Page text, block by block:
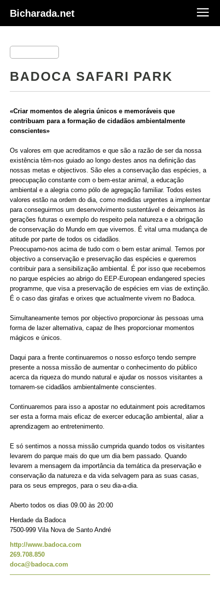
Bicharada.net
BADOCA SAFARI PARK
«Criar momentos de alegria únicos e memoráveis que
contribuam para a formação de cidadãos ambientalmente
conscientes»
Os valores em que acreditamos e que são a razão de ser da nossa
existência têm-nos guiado ao longo destes anos na definição das
nossas metas e objectivos. São eles a conservação das espécies, a
preocupação constante com o bem-estar animal, a educação
ambiental e a alegria como pólo de agregação familiar. Todos estes
valores estão na ordem do dia, como medidas urgentes a implementar
para conseguirmos um desenvolvimento sustentável e deixarmos às
gerações futuras o exemplo do respeito pela natureza e a obrigação
de conservação do Mundo em que vivemos. É vital uma mudança de
atitude por parte de todos os cidadãos.
Preocupamo-nos acima de tudo com o bem estar animal. Temos por
objectivo a conservação e preservação das espécies e queremos
contribuir para a sensibilização ambiental. É por isso que recebemos
no parque espécies ao abrigo do EEP-European endangered species
programme, que visa a preservação de espécies em vias de extinção.
É o caso das girafas e orixes que actualmente vivem no Badoca.
Simultaneamente temos por objectivo proporcionar às pessoas uma
forma de lazer alternativa, capaz de lhes proporcionar momentos
mágicos e únicos.
Daqui para a frente continuaremos o nosso esforço tendo sempre
presente a nossa missão de aumentar o conhecimento do público
acerca da riqueza do mundo natural e ajudar os nossos visitantes a
tornarem-se cidadãos ambientalmente conscientes.
Continuaremos para isso a apostar no edutainment pois acreditamos
ser esta a forma mais eficaz de exercer educação ambiental, aliar a
aprendizagem ao entretenimento.
E só sentimos a nossa missão cumprida quando todos os visitantes
levarem do parque mais do que um dia bem passado. Quando
levarem a mensagem da importância da temática da preservação e
conservação da natureza e da vida selvagem para as suas casas,
para os seus empregos, para o seu dia-a-dia.
Aberto todos os dias 09.00 às 20:00
Herdade da Badoca
7500-999 Vila Nova de Santo André
http://www.badoca.com
269.708.850
doca@badoca.com